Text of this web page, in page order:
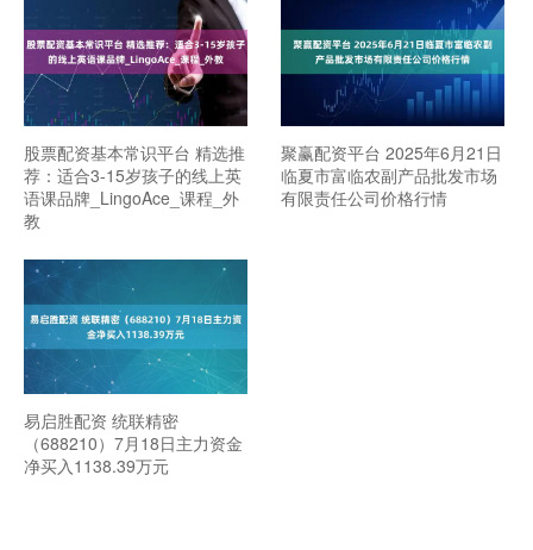
股票配资基本常识平台 精选推
荐：适合3-15岁孩子的线上英
语课品牌_LingoAce_课程_外
教
聚赢配资平台 2025年6月21日
临夏市富临农副产品批发市场
有限责任公司价格行情
易启胜配资 统联精密
（688210）7月18日主力资金
净买入1138.39万元